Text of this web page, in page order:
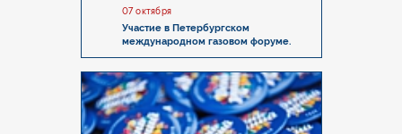
07 октября
Участие в Петербургском
международном газовом форуме.